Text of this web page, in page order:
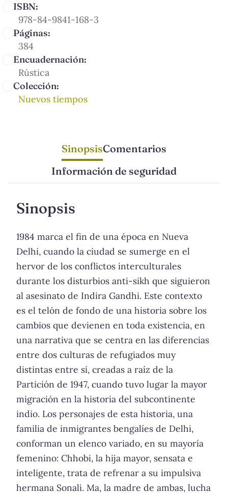
ISBN:
978-84-9841-168-3
Páginas:
384
Encuadernación:
Rústica
Colección:
Nuevos tiempos
SinopsisComentarios
Información de seguridad
Sinopsis
1984 marca el fin de una época en Nueva
Delhi, cuando la ciudad se sumerge en el
hervor de los conflictos interculturales
durante los disturbios anti-sikh que siguieron
al asesinato de Indira Gandhi. Este contexto
es el telón de fondo de una historia sobre los
cambios que devienen en toda existencia, en
una narrativa que se centra en las diferencias
entre dos culturas de refugiados muy
distintas entre sí, creadas a raíz de la
Partición de 1947, cuando tuvo lugar la mayor
migración en la historia del subcontinente
indio. Los personajes de esta historia, una
familia de inmigrantes bengalíes de Delhi,
conforman un elenco variado, en su mayoría
femenino: Chhobi, la hija mayor, sensata e
inteligente, trata de refrenar a su impulsiva
hermana Sonali. Ma, la madre de ambas, lucha